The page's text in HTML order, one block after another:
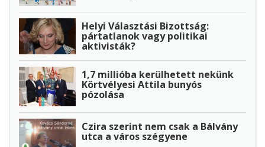
Helyi Választási Bizottság:
pártatlanok vagy politikai
aktivisták?
1,7 millióba kerülhetett nekünk
Körtvélyesi Attila bunyós
pózolása
Czira szerint nem csak a Bálvány
utca a város szégyene